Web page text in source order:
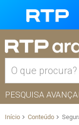
PESQUISA
Início Conteúdo